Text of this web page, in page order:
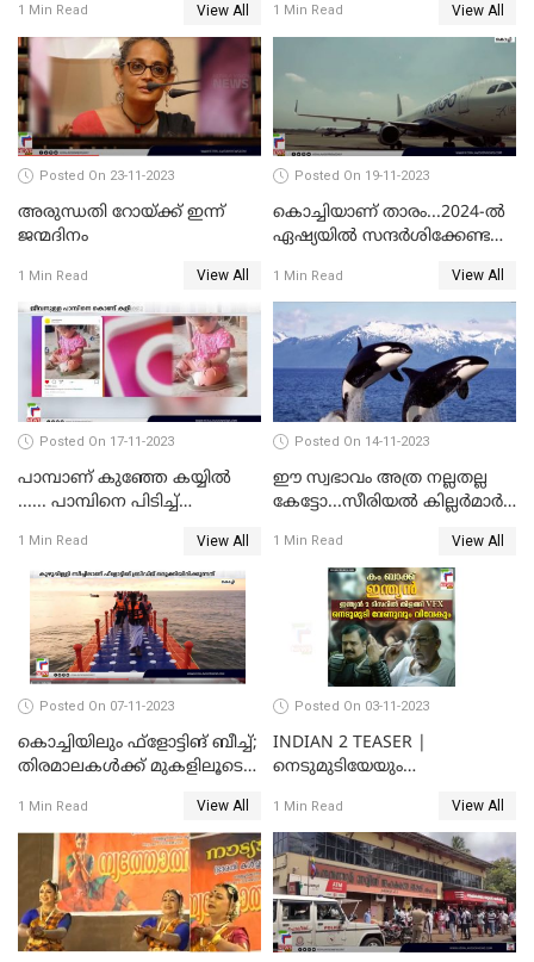
1 Min Read View All 1 Min Read View All
Posted On 23-11-2023
അരുന്ധതി റോയ്ക്ക് ഇന്ന്
ജന്മദിനം
1 Min Read View All
Posted On 19-11-2023
കൊച്ചിയാണ് താരം...2024-ല്‍
ഏഷ്യയില്‍ സന്ദര്‍ശിക്കേണ്ട
കൊച്ചിയും
1 Min Read View All
Posted On 17-11-2023
പാമ്പാണ് കുഞ്ഞേ കയ്യില്‍
...... പാമ്പിനെ പിടിച്ച്
വൈറലായി വീഡിയോ
1 Min Read View All
Posted On 14-11-2023
ഈ സ്വഭാവം അത്ര നല്ലതല്ല
കേട്ടോ...സീരിയല്‍ കില്ലര്‍മാര്‍
ഓര്‍ക്കകളുടെ സ്വഭാവരീതി
1 Min Read View All
Posted On 07-11-2023
കൊച്ചിയിലും ഫ്‌ളോട്ടിങ് ബീച്ച്;
തിരമാലകള്‍ക്ക് മുകളിലൂടെ
1 Min Read View All
Posted On 03-11-2023
INDIAN 2 TEASER |
നെടുമുടിയേയും
കാണാം; ഇന്ത്യൻ 2 ടീസർ
പുറത്ത്
1 Min Read View All